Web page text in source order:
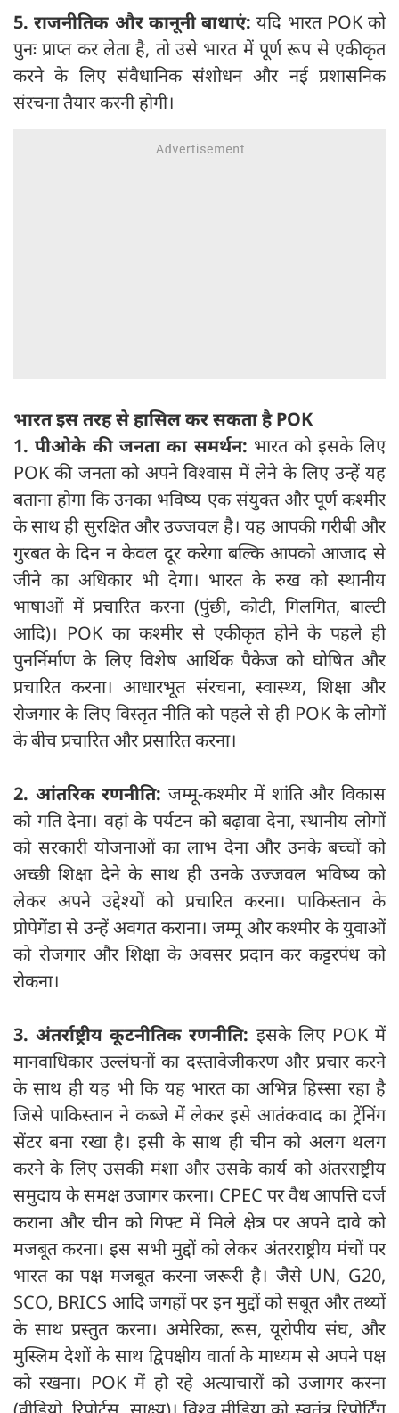
5. राजनीतिक और कानूनी बाधाएं: यदि भारत POK को
पुनः प्राप्त कर लेता है, तो उसे भारत में पूर्ण रूप से एकीकृत
करने के लिए संवैधानिक संशोधन और नई प्रशासनिक
संरचना तैयार करनी होगी।
भारत इस तरह से हासिल कर सकता है POK
1. पीओके की जनता का समर्थन: भारत को इसके लिए
POK की जनता को अपने विश्वास में लेने के लिए उन्हें यह
बताना होगा कि उनका भविष्य एक संयुक्त और पूर्ण कश्मीर
के साथ ही सुरक्षित और उज्जवल है। यह आपकी गरीबी और
गुरबत के दिन न केवल दूर करेगा बल्कि आपको आजाद से
जीने का अधिकार भी देगा। भारत के रुख को स्थानीय
भाषाओं में प्रचारित करना (पुंछी, कोटी, गिलगित, बाल्टी
आदि)। POK का कश्मीर से एकीकृत होने के पहले ही
पुनर्निर्माण के लिए विशेष आर्थिक पैकेज को घोषित और
प्रचारित करना। आधारभूत संरचना, स्वास्थ्य, शिक्षा और
रोजगार के लिए विस्तृत नीति को पहले से ही POK के लोगों
के बीच प्रचारित और प्रसारित करना।
2. आंतरिक रणनीति:जम्मू-कश्मीर में शांति और विकास
को गति देना। वहां के पर्यटन को बढ़ावा देना, स्थानीय लोगों
को सरकारी योजनाओं का लाभ देना और उनके बच्चों को
अच्छी शिक्षा देने के साथ ही उनके उज्जवल भविष्य को
लेकर अपने उद्देश्यों को प्रचारित करना। पाकिस्तान के
प्रोपेगेंडा से उन्हें अवगत कराना। जम्मू और कश्मीर के युवाओं
को रोजगार और शिक्षा के अवसर प्रदान कर कट्टरपंथ को
रोकना।
3. अंतर्राष्ट्रीय कूटनीतिक रणनीति: इसके लिए POK में
मानवाधिकार उल्लंघनों का दस्तावेजीकरण और प्रचार करने
के साथ ही यह भी कि यह भारत का अभिन्न हिस्सा रहा है
जिसे पाकिस्तान ने कब्जे में लेकर इसे आतंकवाद का ट्रेंनिंग
सेंटर बना रखा है। इसी के साथ ही चीन को अलग थलग
करने के लिए उसकी मंशा और उसके कार्य को अंतरराष्ट्रीय
समुदाय के समक्ष उजागर करना। CPEC पर वैध आपत्ति दर्ज
कराना और चीन को गिफ्ट में मिले क्षेत्र पर अपने दावे को
मजबूत करना। इस सभी मुद्दों को लेकर अंतरराष्ट्रीय मंचों पर
भारत का पक्ष मजबूत करना जरूरी है। जैसे UN, G20,
SCO, BRICS आदि जगहों पर इन मुद्दों को सबूत और तथ्यों
के साथ प्रस्तुत करना। अमेरिका, रूस, यूरोपीय संघ, और
मुस्लिम देशों के साथ द्विपक्षीय वार्ता के माध्यम से अपने पक्ष
को रखना। POK में हो रहे अत्याचारों को उजागर करना